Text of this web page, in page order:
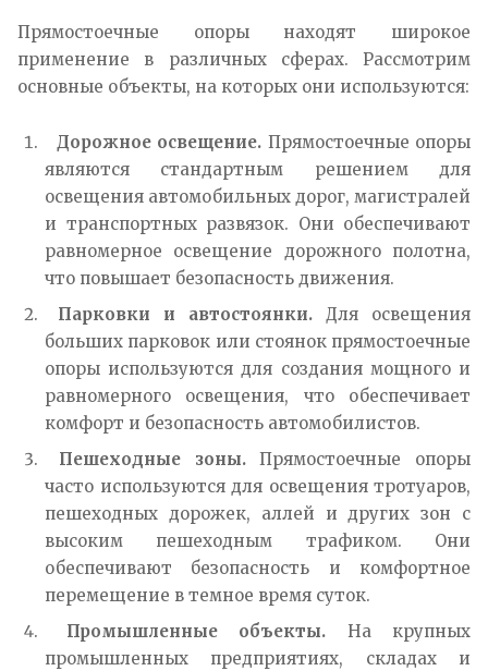
Прямостоечные опоры находят широкое
применение в различных сферах. Рассмотрим
основные объекты, на которых они используются:
Дорожное освещение. Прямостоечные опоры
являются стандартным решением для
освещения автомобильных дорог, магистралей
и транспортных развязок. Они обеспечивают
равномерное освещение дорожного полотна,
что повышает безопасность движения.
Парковки и автостоянки. Для освещения
больших парковок или стоянок прямостоечные
опоры используются для создания мощного и
равномерного освещения, что обеспечивает
комфорт и безопасность автомобилистов.
Пешеходные зоны.Прямостоечные опоры
часто используются для освещения тротуаров,
пешеходных дорожек, аллей и других зон с
высоким пешеходным трафиком. Они
обеспечивают безопасность и комфортное
перемещение в темное время суток.
Промышленные объекты. На крупных
промышленных предприятиях, складах и